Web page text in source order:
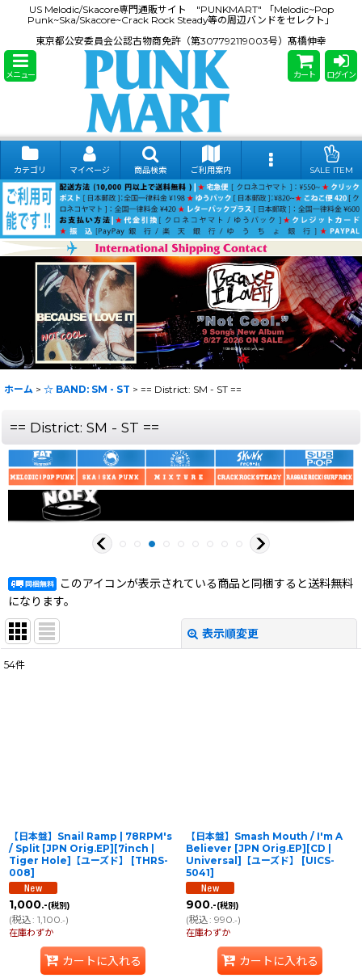
US Melodic/Skacore専門通販サイト "PUNKMART" 「Melodic~Pop
Punk~Ska/Skacore~Crack Rock Steady等の周辺バンドをセレクト」
東京都公安委員会公認古物商免許（第307792119003号）髙橋伸幸
メニュー カート ログイン
カテゴリ マイページ 商品検索 ご利用案内 SALE ITEM
ホーム > ☆ BAND: SM - ST > == District: SM - ST ==
== District: SM - ST ==
このアイコンが表示されている商品と同梱すると送料無料
になります。
表示順変更
54件
【日本盤】Snail Ramp | 78RPM's
/ Split [JPN Orig.EP][7inch |
Tiger Hole]【ユーズド】
[THRS-
008]
1,000.-(税別)
(税込: 1,100.-)
在庫わずか
カートに入れる
【日本盤】Smash Mouth ‎/ I'm A
Believer [JPN Orig.EP][CD |
Universal]【ユーズド】
[UICS-
5041]
900.-(税別)
(税込: 990.-)
在庫わずか
カートに入れる